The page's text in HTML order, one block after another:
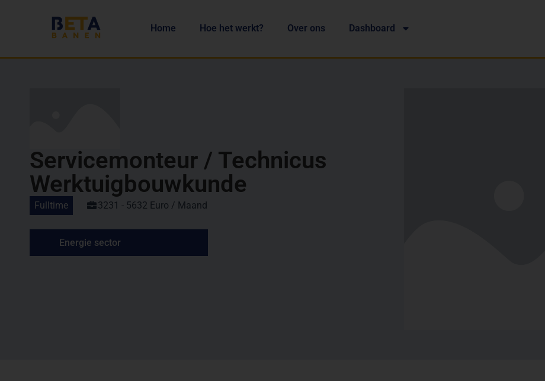
Home Hoe het werkt? Over ons Dashboard
Servicemonteur / Technicus
Werktuigbouwkunde
Fulltime 3231 - 5632 Euro / Maand
Energie sector